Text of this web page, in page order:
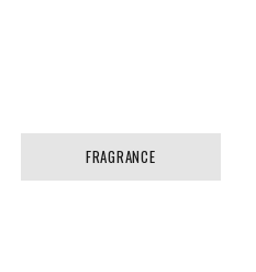
FRAGRANCE